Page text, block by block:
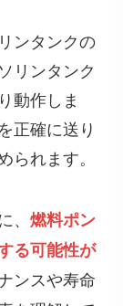
ンタンクの
リンタンク
動作しま
正確に送り
れます。
、燃料ポン
る可能性が
ンスや寿命